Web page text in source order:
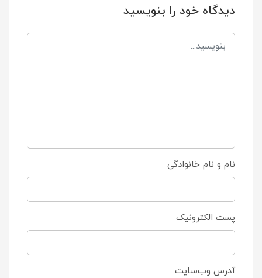
دیدگاه خود را بنویسید
نام و نام خانوادگی
پست الکترونیک
آدرس وب‌سایت